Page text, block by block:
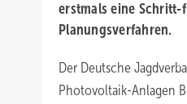
erstmals eine
Planungsverfahren.
Der Deutsche
Photovoltaik-Anlagen